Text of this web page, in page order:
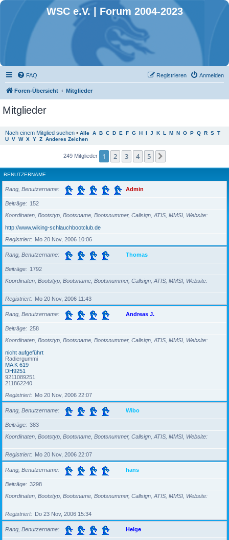
WSC e.V. | Forum 2004-2023
FAQ Anmelden
Registrieren
Foren-Übersicht Mitglieder
Mitglieder
Nach einem Mitglied suchen • Alle A B C D E F G H I J K L M N O P Q R S T
U V W X Y Z Anderes Zeichen
249 Mitglieder 1 2 3 4 5
BENUTZERNAME
Rang, Benutzername Admin
Beiträge
152
Koordinaten, Bootstyp, Bootsname, Bootsnummer, Callsign, ATIS, MMSI, Website
http://www.wiking-schlauchbootclub.de
Registriert
Mo 20 Nov, 2006 10:06
Rang, Benutzername Thomas
Beiträge
1792
Koordinaten, Bootstyp, Bootsname, Bootsnummer, Callsign, ATIS, MMSI, Website
Registriert Mo 20 Nov, 2006 11:43
Rang, Benutzername Andreas J.
Beiträge
258
Koordinaten, Bootstyp, Bootsname, Bootsnummer, Callsign, ATIS, MMSI, Website
nicht aufgeführt
Radiergummi
MA K 619
DH9251
9211089251
211862240
Registriert
Mo 20 Nov, 2006 22:07
Rang, Benutzername Wibo
Beiträge
383
Koordinaten, Bootstyp, Bootsname, Bootsnummer, Callsign, ATIS, MMSI, Website
Registriert Mo 20 Nov, 2006 22:07
Rang, Benutzername hans
Beiträge
3298
Koordinaten, Bootstyp, Bootsname, Bootsnummer, Callsign, ATIS, MMSI, Website
Registriert Do 23 Nov, 2006 15:34
Rang, Benutzername Helge